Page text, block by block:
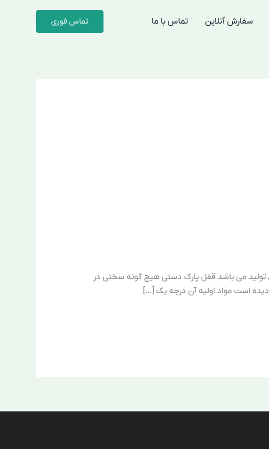
سفارش آنلاین تماس با ما تماس فوری
تولید می باشد قفل پارک دستی هیچ گونه سختی در
است مواد اولیه آن درجه یک […]